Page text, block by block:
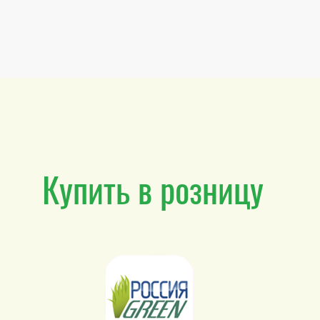
Купить в розницу